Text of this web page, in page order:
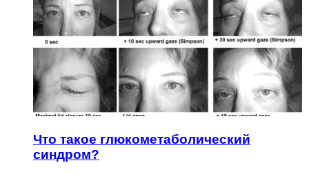
Что такое глюкометаболический
синдром?